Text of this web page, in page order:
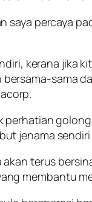
saya percaya
kerana jika
sama
jenama
akan terus
membantu